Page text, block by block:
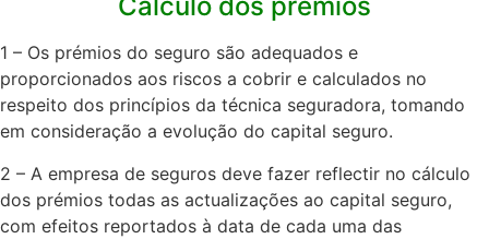
1 – Os prémios do seguro são adequados e
proporcionados aos riscos a cobrir e calculados no
respeito dos princípios da técnica seguradora, tomando
em consideração a evolução do capital seguro.​
2 – A empresa de seguros deve fazer reflectir no cálculo
dos prémios todas as actualizações ao capital seguro,
com efeitos reportados à data de cada uma das